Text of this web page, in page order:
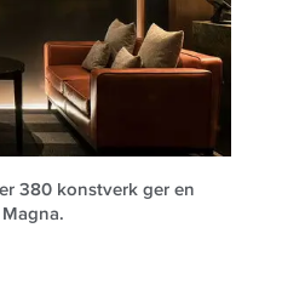
380 konstverk ger en